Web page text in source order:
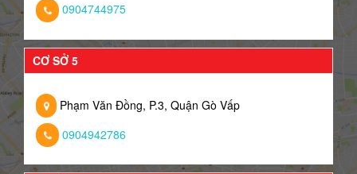
0904744975
CƠ SỞ 5
Phạm Văn Đồng, P.3, Quận Gò Vấp
0904942786